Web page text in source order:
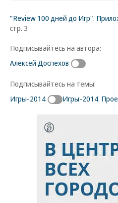
"Review 100 дней до Игр".
стр. 3
Подписывайтесь на автора:
Алексей Доспехов
Подписывайтесь на темы:
Игры-2014
Игры-2014.